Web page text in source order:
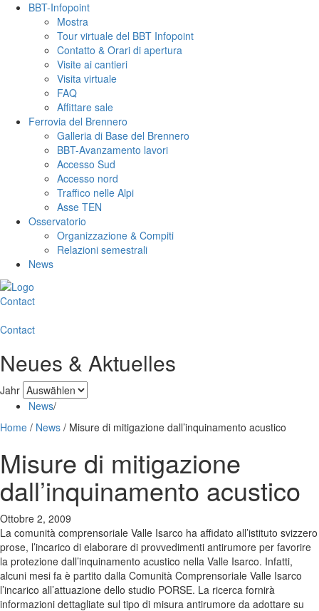
BBT-Infopoint
Mostra
Tour virtuale del BBT Infopoint
Contatto & Orari di apertura
Visite ai cantieri
Visita virtuale
FAQ
Affittare sale
Ferrovia del Brennero
Galleria di Base del Brennero
BBT-Avanzamento lavori
Accesso Sud
Accesso nord
Traffico nelle Alpi
Asse TEN
Osservatorio
Organizzazione & Compiti
Relazioni semestrali
News
Contact
Contact
Neues & Aktuelles
Jahr
News/
Home / News / Misure di mitigazione dall’inquinamento acustico
Misure di mitigazione
dall’inquinamento acustico
Ottobre 2, 2009
La comunità comprensoriale Valle Isarco ha affidato all’istituto svizzero
prose, l’incarico di elaborare di provvedimenti antirumore per favorire
la protezione dall’inquinamento acustico nella Valle Isarco. Infatti,
alcuni mesi fa è partito dalla Comunità Comprensoriale Valle Isarco
l’incarico all’attuazione dello studio PORSE. La ricerca fornirà
informazioni dettagliate sul tipo di misura antirumore da adottare su